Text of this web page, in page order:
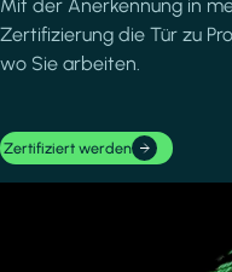
Mit der Anerkennung in
Zertifizierung die Tür zu
wo Sie arbeiten.
Zertifiziert werden